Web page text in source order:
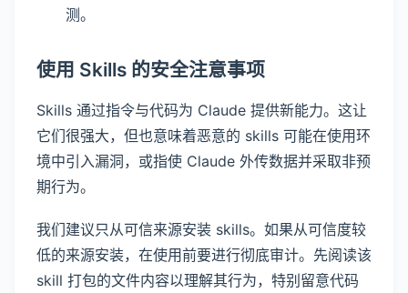
测。
使用 Skills 的安全注意事项
Skills 通过指令与代码为 Claude 提供新能力。这让
它们很强大，但也意味着恶意的 skills 可能在使用环
境中引入漏洞，或指使 Claude 外传数据并采取非预
期行为。
我们建议只从可信来源安装 skills。如果从可信度较
低的来源安装，在使用前要进行彻底审计。先阅读该
skill 打包的文件内容以理解其行为，特别留意代码